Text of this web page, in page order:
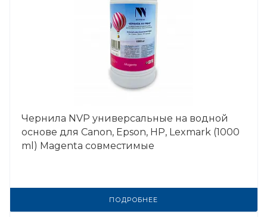
Чернила NVP универсальные на водной
основе для Сanon, Epson, НР, Lexmark (1000
ml) Magenta совместимые
ПОДРОБНЕЕ